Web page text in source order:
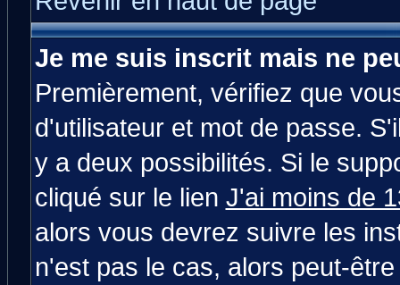
Je me suis inscrit mais ne
Premièrement, vérifiez que
d'utilisateur et mot de passe.
y a deux possibilités. Si le
cliqué sur le lien J'ai moins de
alors vous devrez suivre les
n'est pas le cas, alors peut-